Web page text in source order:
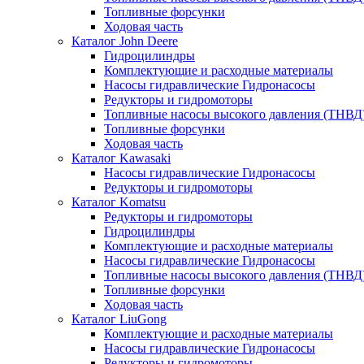
Топливные форсунки
Ходовая часть
Каталог John Deere
Гидроцилиндры
Комплектующие и расходные материалы
Насосы гидравлические Гидронасосы
Редукторы и гидромоторы
Топливные насосы высокого давления
Топливные форсунки
Ходовая часть
Каталог Kawasaki
Насосы гидравлические Гидронасосы
Редукторы и гидромоторы
Каталог Komatsu
Редукторы и гидромоторы
Гидроцилиндры
Комплектующие и расходные материалы
Насосы гидравлические Гидронасосы
Топливные насосы высокого давления
Топливные форсунки
Ходовая часть
Каталог LiuGong
Комплектующие и расходные материалы
Насосы гидравлические Гидронасосы